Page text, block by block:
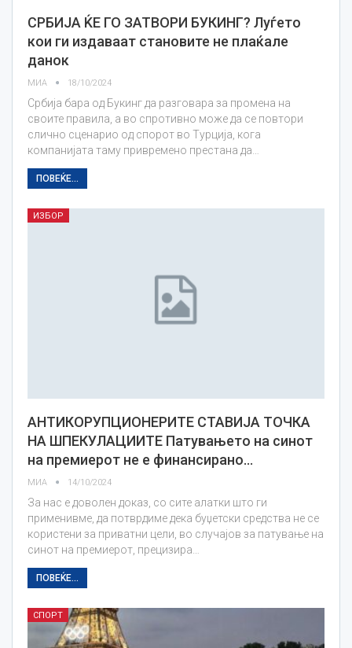
СРБИЈА ЌЕ ГО ЗАТВОРИ БУКИНГ? Луѓето
кои ги издаваат становите не плаќале
данок
МИА 18/10/2024
Србија бара од Букинг да разговара за промена на
своите правила, а во спротивно може да се повтори
слично сценарио од спорот во Турција, кога
компанијата таму привремено престана да…
ПОВЕЌЕ...
ИЗБОР
АНТИКОРУПЦИОНЕРИТЕ СТАВИЈА ТОЧКА
НА ШПЕКУЛАЦИИТЕ Патувањето на синот
на премиерот не е финансирано…
МИА 14/10/2024
За нас е доволен доказ, со сите алатки што ги
применивме, да потврдиме дека буџетски средства не се
користени за приватни цели, во случајов за патување на
синот на премиерот, прецизира…
ПОВЕЌЕ...
СПОРТ